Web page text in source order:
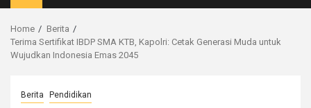
Menu
Home
Berita
Terima Sertifikat IBDP SMA KTB, Kapolri: Cetak Generasi Muda untuk
Wujudkan Indonesia Emas 2045
Berita Pendidikan